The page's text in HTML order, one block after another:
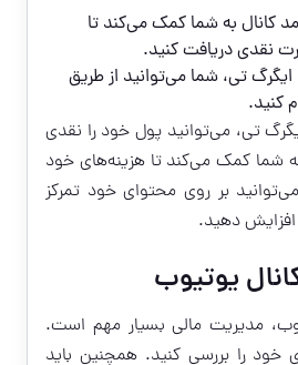
کانال به شما کمک می‌کند تا
نقدی دریافت کنید.
ایگرگ تی، شما می‌توانید از طریق
کنید.
تی، می‌توانید پول خود را نقدی
شما کمک می‌کند تا هزینه‌های خود
بر روی محتوای خود تمرکز
افزایش دهید.
یوتیوب
مدیریت مالی بسیار مهم است.
خود را بررسی کنید. همچنین باید